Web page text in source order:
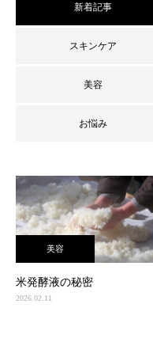
新着記事
スキンケア
美容
お悩み
美容
米発酵液の秘密
2026.02.11